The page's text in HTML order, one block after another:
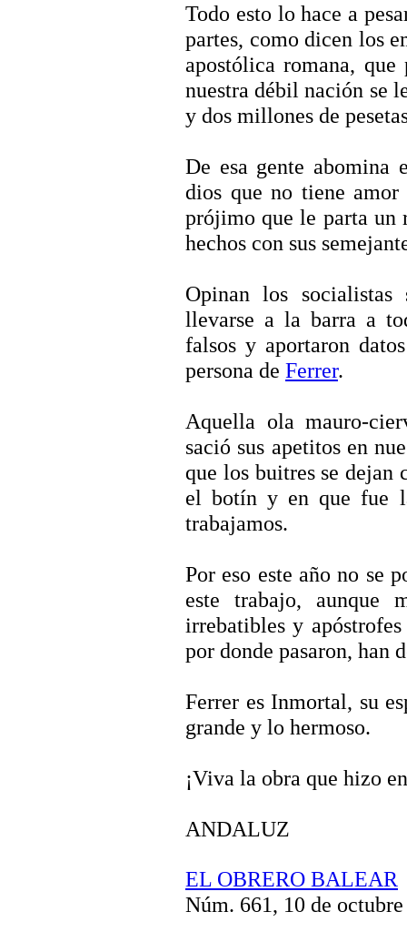
Todo esto lo hace a
partes, como dicen los
apostólica romana, que
nuestra débil nación se
y dos millones de
De esa gente
dios que no tiene
prójimo que le parta un
hechos con sus
Opinan los socialistas
llevarse a la barra a
falsos y aportaron
persona de Ferrer.
Aquella ola mauro-
sació sus apetitos en
que los buitres se dejan
el botín y en que fue
trabajamos.
Por eso este año no se
este trabajo, aunque
irrebatibles y
por donde pasaron, han
Ferrer es Inmortal, su
grande y lo hermoso.
¡Viva la obra que hizo
ANDALUZ
EL OBRERO BALEAR
Núm. 661, 10 de